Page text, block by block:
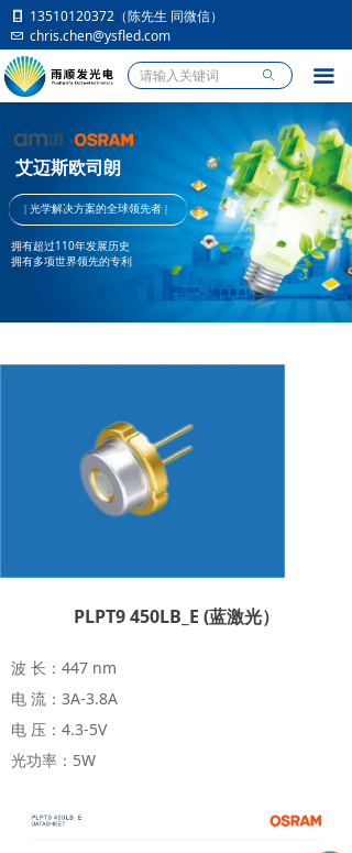
13510120372（陈先生 同微信）
chris.chen@ysfled.com
끀
首页
产品中心
行业资讯
人员招聘
关于我们
ꄙ
PLPT9 450LB_E (蓝激光）
波 长：447 nm
电 流：3A-3.8A
电 压：4.3-5V
光功率：5W
| 光学解决方案的全球领先者 |
艾迈斯欧司朗
拥有超过110年发展历史
拥有多项世界领先的专利